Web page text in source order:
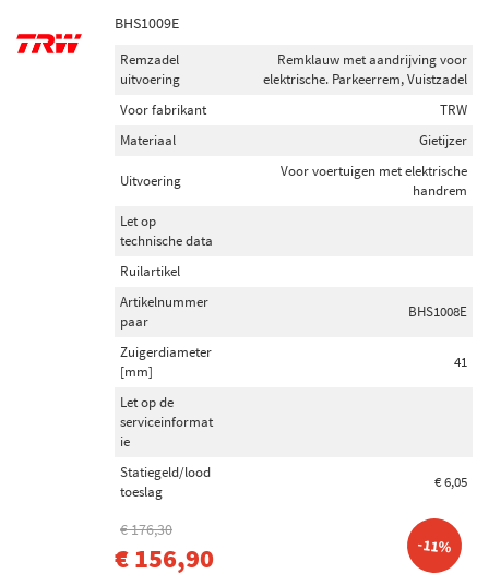
BHS1009E
Remzadel
uitvoering
Remklauw met aandrijving voor
elektrische. Parkeerrem, Vuistzadel
Voor fabrikant
TRW
Materiaal
Gietijzer
Uitvoering
Voor voertuigen met elektrische
handrem
Let op
technische data
Ruilartikel
Artikelnummer
paar
BHS1008E
Zuigerdiameter
[mm]
41
Let op de
serviceinformat
ie
Statiegeld/lood
toeslag
€ 6,05
€ 176,30
€ 156,90 -11%